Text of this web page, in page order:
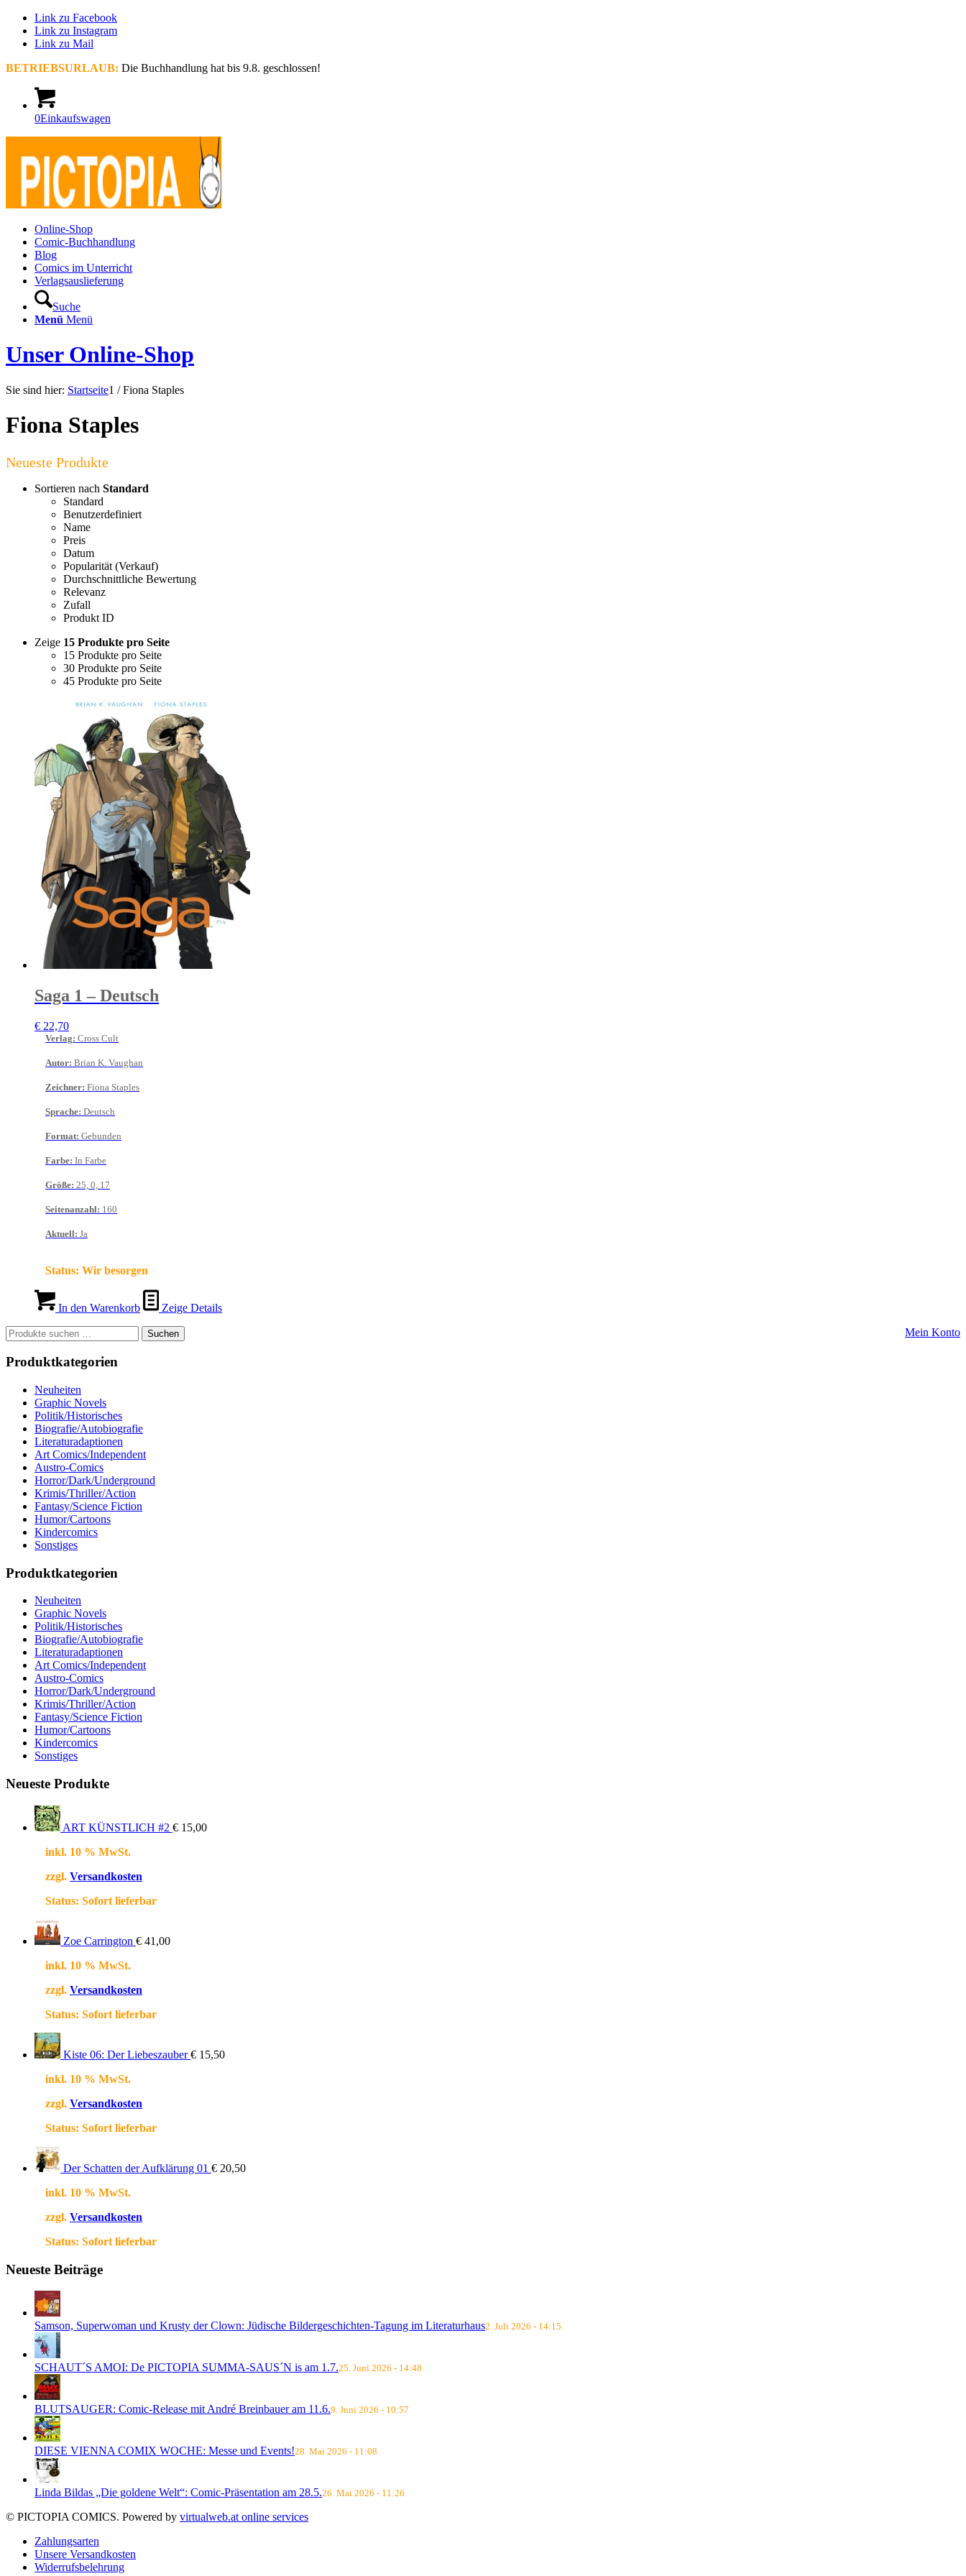
Link zu Facebook
Link zu Instagram
Link zu Mail
BETRIEBSURLAUB: Die Buchhandlung hat bis 9.8. geschlossen!
0Einkaufswagen
Online-Shop
Comic-Buchhandlung
Blog
Comics im Unterricht
Verlagsauslieferung
Suche
Menü Menü
Unser Online-Shop
Sie sind hier: Startseite1 / Fiona Staples
Fiona Staples
Sortieren nach Standard
Standard
Benutzerdefiniert
Name
Preis
Datum
Popularität (Verkauf)
Durchschnittliche Bewertung
Relevanz
Zufall
Produkt ID
Zeige 15 Produkte pro Seite
15 Produkte pro Seite
30 Produkte pro Seite
45 Produkte pro Seite
Saga 1 – Deutsch
€ 22,70
Verlag: Cross Cult
Autor: Brian K. Vaughan
Zeichner: Fiona Staples
Sprache: Deutsch
Format: Gebunden
Farbe: In Farbe
Größe: 25, 0, 17
Seitenanzahl: 160
Aktuell: Ja
Status: Wir besorgen
In den Warenkorb
Zeige Details
Mein Konto
Suchen
nach:
Suchen
Produktkategorien
Neuheiten
Graphic Novels
Politik/Historisches
Biografie/Autobiografie
Literaturadaptionen
Art Comics/Independent
Austro-Comics
Horror/Dark/Underground
Krimis/Thriller/Action
Fantasy/Science Fiction
Humor/Cartoons
Kindercomics
Sonstiges
Produktkategorien
Neuheiten
Graphic Novels
Politik/Historisches
Biografie/Autobiografie
Literaturadaptionen
Art Comics/Independent
Austro-Comics
Horror/Dark/Underground
Krimis/Thriller/Action
Fantasy/Science Fiction
Humor/Cartoons
Kindercomics
Sonstiges
Neueste Produkte
ART KÜNSTLICH #2 € 15,00
inkl. 10 % MwSt.
zzgl. Versandkosten
Status: Sofort lieferbar
Zoe Carrington € 41,00
inkl. 10 % MwSt.
zzgl. Versandkosten
Status: Sofort lieferbar
Kiste 06: Der Liebeszauber € 15,50
inkl. 10 % MwSt.
zzgl. Versandkosten
Status: Sofort lieferbar
Der Schatten der Aufklärung 01 € 20,50
inkl. 10 % MwSt.
zzgl. Versandkosten
Status: Sofort lieferbar
Neueste Beiträge
Samson, Superwoman und Krusty der Clown: Jüdische Bildergeschichten-Tagung im Literaturhaus2. Juli 2026 - 14:15
SCHAUT´S AMOI: De PICTOPIA SUMMA-SAUS´N is am 1.7.25. Juni 2026 - 14:48
BLUTSAUGER: Comic-Release mit André Breinbauer am 11.6.9. Juni 2026 - 10:57
DIESE VIENNA COMIX WOCHE: Messe und Events!28. Mai 2026 - 11:08
Linda Bildas „Die goldene Welt“: Comic-Präsentation am 28.5.26. Mai 2026 - 11:26
© PICTOPIA COMICS. Powered by virtualweb.at online services
Zahlungsarten
Unsere Versandkosten
Widerrufsbelehrung